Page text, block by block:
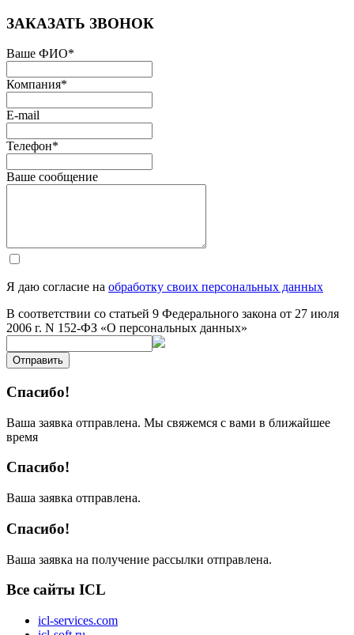
ЗАКАЗАТЬ ЗВОНОК
Ваше ФИО*
Компания*
E-mail
Телефон*
Ваше сообщение
Я даю согласие на обработку своих персональных данных
В соответствии со статьей 9 Федерального закона от 27 июля
2006 г. N 152-ФЗ «О персональных данных»
Отправить
Спасибо!
Ваша заявка отправлена. Мы свяжемся с вами в ближайшее
время
Спасибо!
Ваша заявка отправлена.
Спасибо!
Ваша заявка на получение рассылки отправлена.
Все сайты ICL
icl-services.com